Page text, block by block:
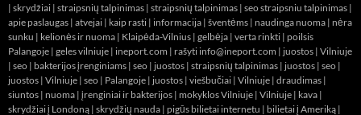
| skrydžiai | straipsnių talpinimas | straipsnių talpinimas | seo straipsniu talpinimas |
apie paslaugas | atvejai | kaip rasti | informacija | šventėms | naudinga nuoma | nėra
sunku | kelionės ir nuoma | Klaipėda-Vilnius | gelbėja | verta rinkti | poilsis
Palangoje | geles vilniuje | ineport.com | rašyti info@ineport.com | juostos | Vilniuje
| seo | bakterijos įrenginiams | seo | juostos | straipsnių talpinimas | juostos | seo |
juostos | Vilniuje | seo | Palangoje | juostos | viešbučiai | Vilniuje | draudimas |
siuntos | nuoma | įrenginiai ir bakterijos | mokyklos Vilniuje | Vilniuje | kava |
skrydžiai į Londoną | skrydžių nauda | pigūs bilietai internetu | bilietai į Ameriką |